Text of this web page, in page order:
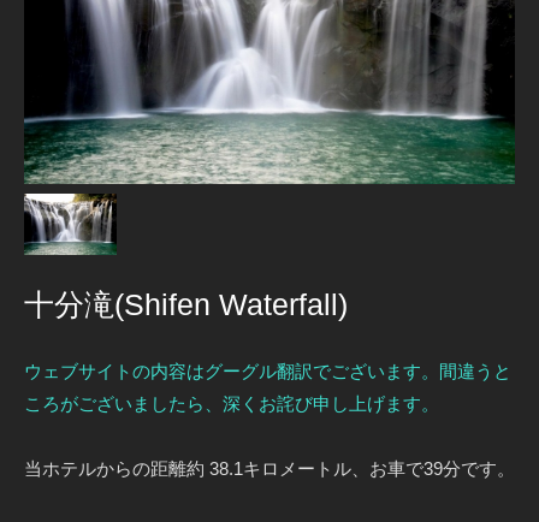
十分滝(Shifen Waterfall)
ウェブサイトの内容はグーグル翻訳でございます。間違うと
ころがございましたら、深くお詫び申し上げます。
当ホテルからの距離約 38.1キロメートル、お車で39分です。